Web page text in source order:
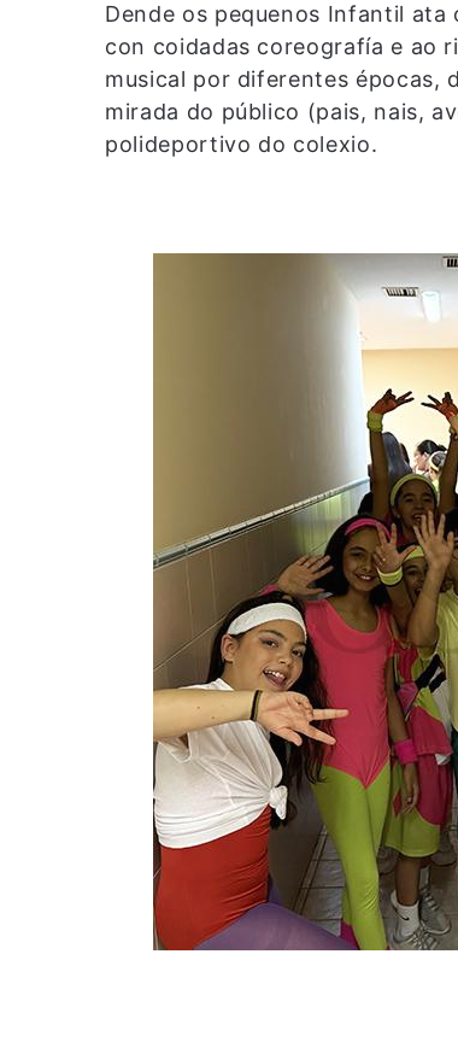
Dende os pequenos Infantil ata
con coidadas coreografía e ao
musical por diferentes épocas,
mirada do público (pais, nais,
polideportivo do colexio.